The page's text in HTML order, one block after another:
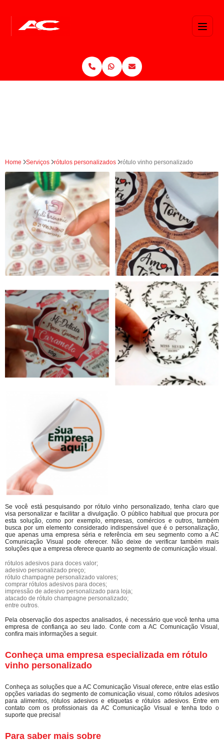
Home Serviços rótulos personalizados rótulo vinho personalizado
Se você está pesquisando por rótulo vinho personalizado, tenha claro que
visa personalizar e facilitar a divulgação. O público habitual que procura por
esta solução, como por exemplo, empresas, comércios e outros, também
busca por um elemento considerado indispensável que é o personalização,
que apenas uma empresa séria e referência em seu segmento como a AC
Comunicação Visual pode oferecer. Não deixe de verificar também mais
soluções que a empresa oferece quanto ao segmento de comunicação visual.
rótulos adesivos para doces valor;
adesivo personalizado preço;
rótulo champagne personalizado valores;
comprar rótulos adesivos para doces;
impressão de adesivo personalizado para loja;
atacado de rótulo champagne personalizado;
entre outros.
Pela observação dos aspectos analisados, é necessário que você tenha uma
empresa de confiança ao seu lado. Conte com a AC Comunicação Visual,
confira mais informações a seguir.
Conheça uma empresa especializada em rótulo
vinho personalizado
Conheça as soluções que a AC Comunicação Visual oferece, entre elas estão
opções variadas do segmento de comunicação visual, como rótulos adesivos
para alimentos, rótulos adesivos e etiquetas e rótulos adesivos. Entre em
contato com os profissionais da AC Comunicação Visual e tenha todo o
suporte que precisa!
Para saber mais sobre